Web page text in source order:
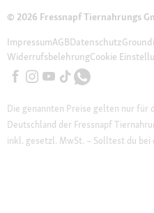
© 2026 Fressnapf Tiernahrungs
ImpressumAGBDatenschutz
WiderrufsbelehrungCookie
Die genannten Preise gelten nur für
Deutschland der Fressnapf
inkl. gesetzl. MwSt. – Solltest du bei